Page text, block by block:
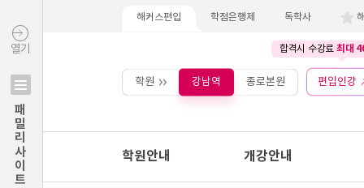
열기
패밀리사이트
해커스편입 학점은행제 독학사
합격시 수강료 최대
학원 강남역 종로본원 편입인강
학원안내 개강안내